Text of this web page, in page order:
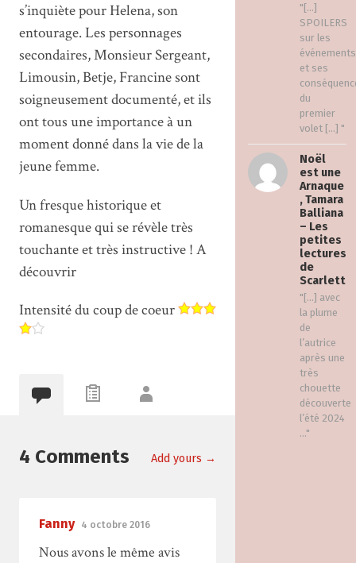
"[…]
SPOILERS
sur les
événements
et ses
du
premier
volet […] "
Noël
est une
Arnaque
, Tamara
Balliana
– Les
petites
lectures
de
Scarlett
"[…] avec
la plume
de
l’autrice
après une
très
chouette
découverte
l’été 2024
..."
s’inquiète pour Helena, son
entourage. Les personnages
secondaires, Monsieur Sergeant,
Limousin, Betje, Francine sont
soigneusement documenté, et ils
ont tous une importance à un
moment donné dans la vie de la
jeune femme.
Un fresque historique et
romanesque qui se révèle très
touchante et très instructive ! A
découvrir
Intensité du coup de coeur
4 Comments Add yours →
Fanny 4 octobre 2016
Nous avons le même avis